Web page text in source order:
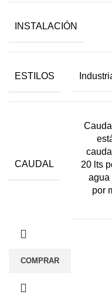
INSTALACIÓN
ESTILOS
CAUDAL
20 lts
agua
por
COMPRAR